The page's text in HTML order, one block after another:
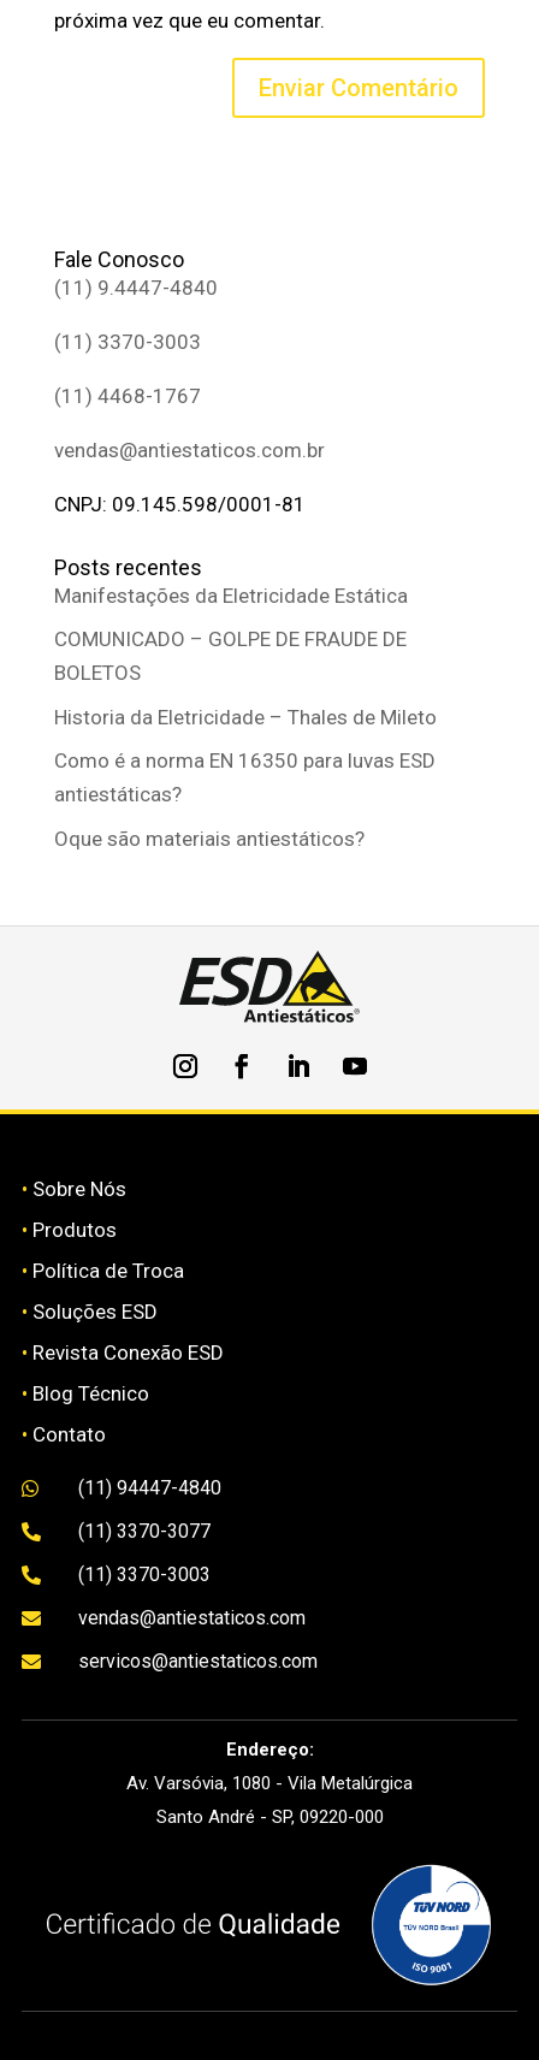
próxima vez que eu comentar.
Fale Conosco
(11) 9.4447-4840
(11) 3370-3003
(11) 4468-1767
vendas@antiestaticos.com.br
CNPJ: 09.145.598/0001-81
Posts recentes
Manifestações da Eletricidade Estática
COMUNICADO – GOLPE DE FRAUDE DE
BOLETOS
Historia da Eletricidade – Thales de Mileto
Como é a norma EN 16350 para luvas ESD
antiestáticas?
Oque são materiais antiestáticos?
• Sobre Nós
• Produtos
• Política de Troca
• Soluções ESD
• Revista Conexão ESD
• Blog Técnico
• Contato
 (11) 94447-4840
 (11) 3370-3077
 (11) 3370-3003
 vendas@antiestaticos.com
 servicos@antiestaticos.com
Endereço:
Av. Varsóvia, 1080 - Vila Metalúrgica
Santo André - SP, 09220-000